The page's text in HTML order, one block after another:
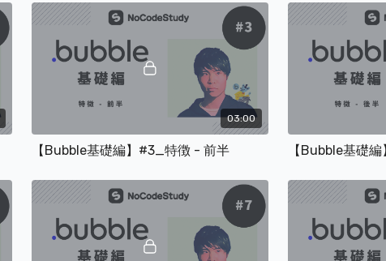
Logsの説明（1:20）
■対象者
一度もBubbleを触ったことがない人
■オンラインサロンへの入会はこちら
入会メリット
7日間無料！
動画への質問や次回動画要望も可能
03:00
【Bubble基礎編】#3_特徴 - 前半 【Bubble基礎